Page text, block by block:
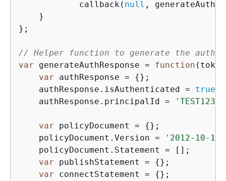
callback( null ,
}
};
// Helper function to generate the
var generateAuthResponse = function (
var authResponse = {};
    authResponse.isAuthenticated =
true
    authResponse.principalId =
'TEST123'
var policyDocument = {};
    policyDocument.Version =
'2012-10-17'
    policyDocument.Statement = [];
var publishStatement = {};
var connectStatement = {};